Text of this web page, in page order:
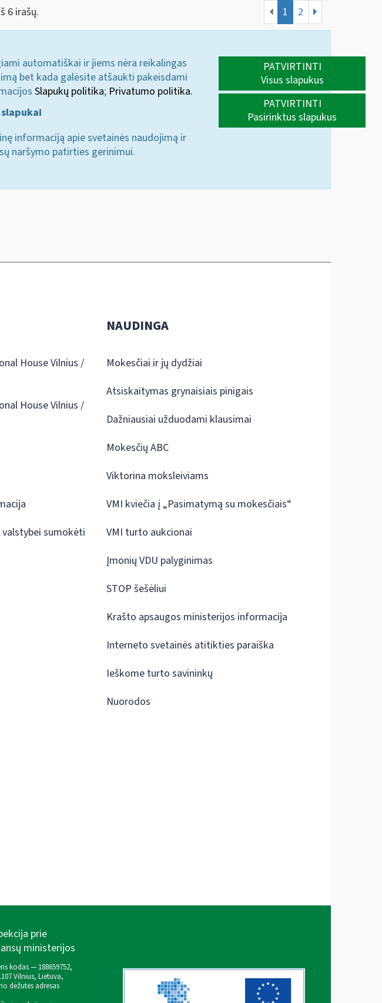
6 irašų. 1 2
automatiškai ir jiems nėra reikalingas
bet kada galėsite atšaukti pakeisdami
Slapukų politika; Privatumo politika.
informaciją apie svetainės naudojimą ir
naršymo patirties gerinimui.
PATVIRTINTI
Visus slapukus
PATVIRTINTI
Pasirinktus slapukus
House Vilnius /
House Vilnius /
valstybei sumokėti
NAUDINGA
Mokesčiai ir jų dydžiai
Atsiskaitymas grynaisiais pinigais
Dažniausiai užduodami klausimai
Mokesčių ABC
Viktorina moksleiviams
VMI kviečia į „Pasimatymą su mokesčiais“
VMI turto aukcionai
Įmonių VDU palyginimas
STOP šešėliui
Krašto apsaugos ministerijos informacija
Interneto svetainės atitikties paraiška
Ieškome turto savininkų
Nuorodos
prie
ministerijos
kodas — 188659752,
Vilnius, Lietuva,
dėžutės adresas